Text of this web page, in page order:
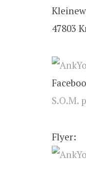
47803
S.O.M.
Flyer: